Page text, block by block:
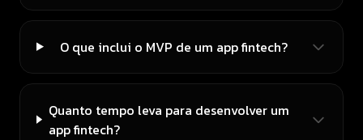
O que inclui o MVP de um app fintech?
Quanto tempo leva para desenvolver um
app fintech?